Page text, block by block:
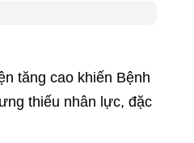
tăng cao khiến Bệnh
thiếu nhân lực, đặc